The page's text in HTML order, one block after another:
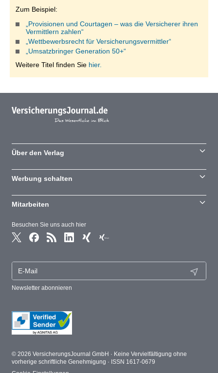
Zum Beispiel:
„Provisionen und Courtagen – was die Versicherer ihren
Vermittlern zahlen“
„Wettbewerbsrecht für Versicherungsvermittler“
„Umsatzbringer Generation 50+“
Weitere Titel finden Sie hier.
Besuchen Sie uns auch hier
Newsletter abonnieren
Über den Verlag
Werbung schalten
Mitarbeiten
© 2026 VersicherungsJournal GmbH · Keine Vervielfältigung ohne
vorherige schriftliche Genehmigung · ISSN 1617-0679